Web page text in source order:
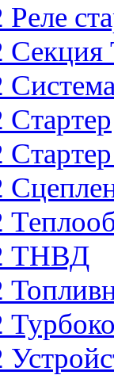
ТНВД